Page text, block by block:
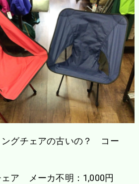
グチェアの古いの？ コー
ア メーカ不明：1,000円